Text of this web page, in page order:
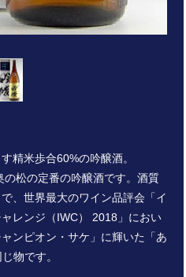
精米歩合60%の吟醸酒。
松の定番の吟醸酒です。酒質
、世界最大のワイン品評会「イ
レンジ（IWC） 2018」におい
ンピオン・サケ」に輝いた「あ
物です。